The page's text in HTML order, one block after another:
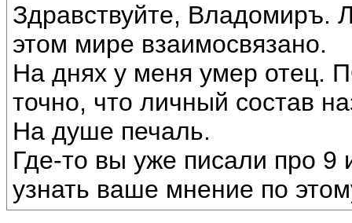
Здравствуйте, Владомиръ.
этом мире взаимосвязано.
На днях у меня умер
точно, что личный состав
На душе печаль.
Где-то вы уже писали про
узнать ваше мнение по